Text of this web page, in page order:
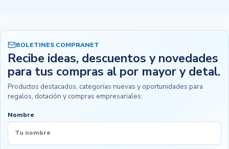
BOLETINES COMPRANET
Recibe ideas, descuentos y novedades
para tus compras al por mayor y detal.
Productos destacados, categorías nuevas y oportunidades para
regalos, dotación y compras empresariales.
Nombre